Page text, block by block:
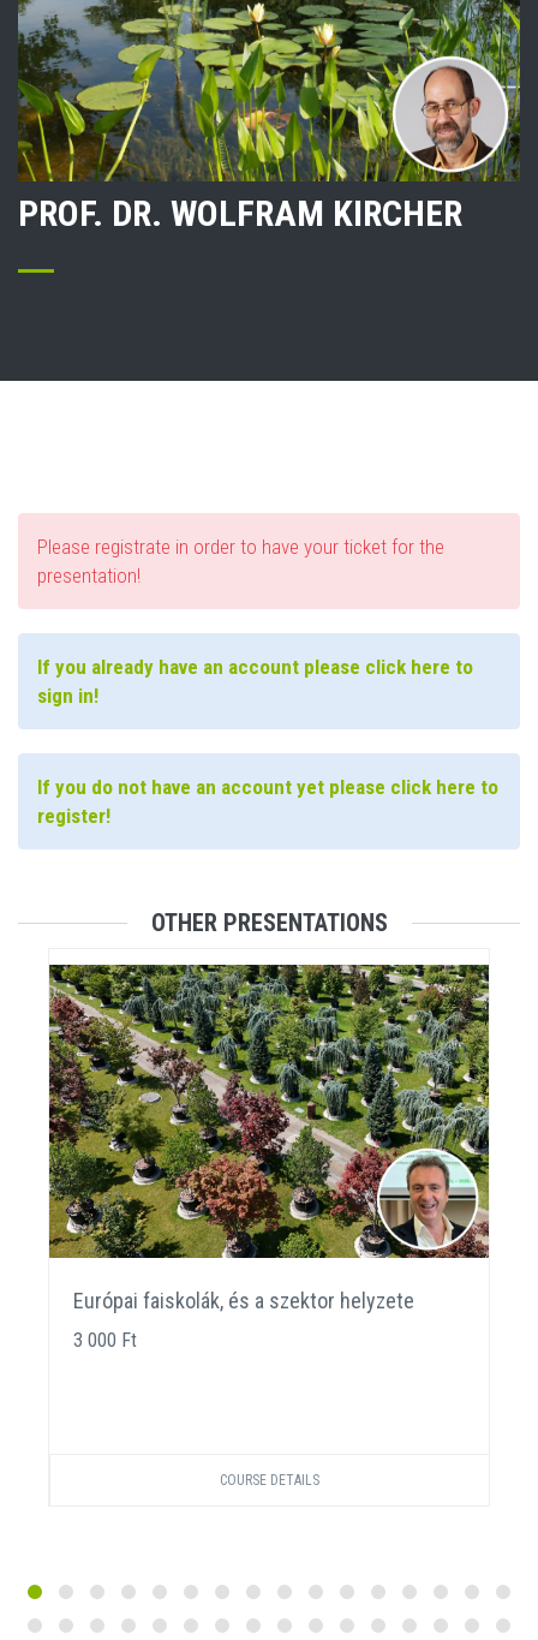
PROF. DR. WOLFRAM KIRCHER
Please registrate in order to have your ticket for the
presentation!
If you already have an account please click here to
sign in!
If you do not have an account yet please click here to
register!
OTHER PRESENTATIONS
Európai faiskolák, és a szektor helyzete
3 000 Ft
COURSE DETAILS